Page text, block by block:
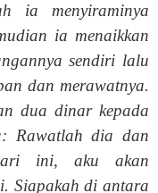
ia menyiraminya
ia menaikkan
sendiri lalu
dan merawatnya.
dua dinar kepada
Rawatlah dia dan
ini, aku akan
Siapakah di antara